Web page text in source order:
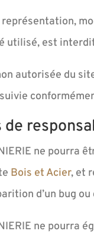
utilisé, est
autorisée du
ne
Bois et Acier, et
d’un bug
ne pourra